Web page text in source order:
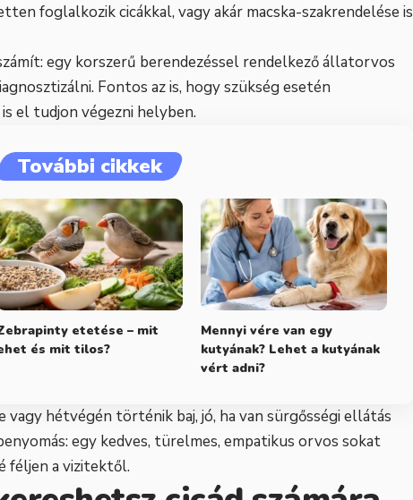
foglalkozik cicákkal, vagy akár macska-szakrendelése is
egy korszerű berendezéssel rendelkező állatorvos
Fontos az is, hogy szükség esetén
el tudjon végezni helyben.
További cikkek
etetése – mit
és mit tilos?
Mennyi vére van egy
kutyának? Lehet a kutyának
vért adni?
vagy hétvégén történik baj, jó, ha van sürgősségi ellátás
egy kedves, türelmes, empatikus orvos sokat
féljen a vizitektől.